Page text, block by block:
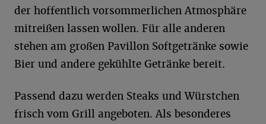
der hoffentlich vorsommerlichen Atmosphäre
mitreißen lassen wollen. Für alle anderen
stehen am großen Pavillon Softgetränke sowie
Bier und andere gekühlte Getränke bereit.
Passend dazu werden Steaks und Würstchen
frisch vom Grill angeboten. Als besonderes